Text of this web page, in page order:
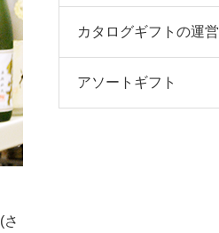
カタログギフトの運営
アソートギフト